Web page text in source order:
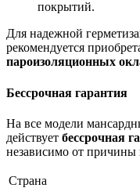
покрытий.
Для надежной
рекомендуется
пароизоляционных
Бессрочная гарантия
На все модели
действует бессрочная
независимо от
Страна